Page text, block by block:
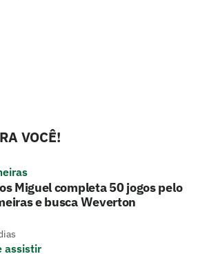
VOCÊ!
Miguel completa 50 jogos pelo
e busca Weverton
assistir